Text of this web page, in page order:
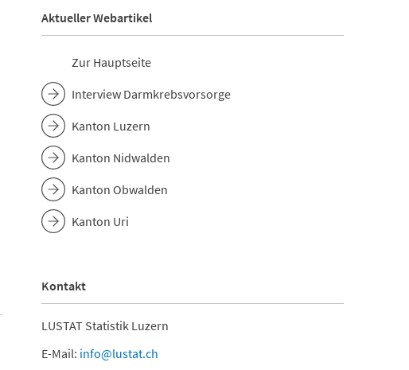
Aktueller Webartikel
Zur Hauptseite
Interview Darmkrebsvorsorge
Kanton Luzern
Kanton Nidwalden
Kanton Obwalden
Kanton Uri
Kontakt
LUSTAT Statistik Luzern
E-Mail: info@lustat.ch